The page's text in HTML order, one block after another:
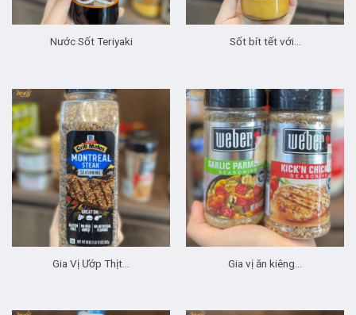
Nước Sốt Teriyaki Sốt bít tết với…
Gia Vị Ướp Thịt… Gia vị ăn kiêng…